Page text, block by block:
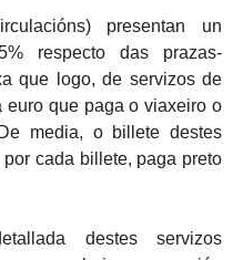
presentan un
respecto das prazas-
que logo, de servizos de
euro que paga o viaxeiro o
media, o billete destes
cada billete, paga preto
destes servizos